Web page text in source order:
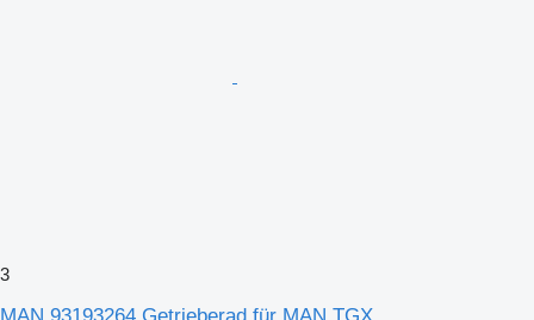
3
MAN 93193264 Getrieberad für MAN TGX